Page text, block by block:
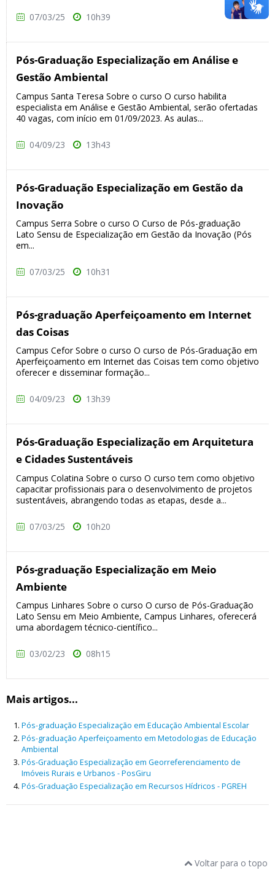
07/03/25 10h39
Pós-Graduação Especialização em Análise e
Gestão Ambiental
Campus Santa Teresa Sobre o curso O curso habilita
especialista em Análise e Gestão Ambiental, serão ofertadas
40 vagas, com início em 01/09/2023. As aulas...
04/09/23 13h43
Pós-Graduação Especialização em Gestão da
Inovação
Campus Serra Sobre o curso O Curso de Pós-graduação
Lato Sensu de Especialização em Gestão da Inovação (Pós
em...
07/03/25 10h31
Pós-graduação Aperfeiçoamento em Internet
das Coisas
Campus Cefor Sobre o curso O curso de Pós-Graduação em
Aperfeiçoamento em Internet das Coisas tem como objetivo
oferecer e disseminar formação...
04/09/23 13h39
Pós-Graduação Especialização em Arquitetura
e Cidades Sustentáveis
Campus Colatina Sobre o curso O curso tem como objetivo
capacitar profissionais para o desenvolvimento de projetos
sustentáveis, abrangendo todas as etapas, desde a...
07/03/25 10h20
Pós-graduação Especialização em Meio
Ambiente
Campus Linhares Sobre o curso O curso de Pós-Graduação
Lato Sensu em Meio Ambiente, Campus Linhares, oferecerá
uma abordagem técnico-científico...
03/02/23 08h15
Mais artigos...
Pós-graduação Especialização em Educação Ambiental Escolar
Pós-graduação Aperfeiçoamento em Metodologias de Educação
Ambiental
Pós-Graduação Especialização em Georreferenciamento de
Imóveis Rurais e Urbanos - PosGiru
Pós-Graduação Especialização em Recursos Hídricos - PGREH
Voltar para o topo